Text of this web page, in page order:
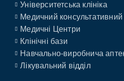
Університетська клініка
Медичний
Медичні Центри
Клінічні бази
Навчально-виробнича
Лікувальний відділ